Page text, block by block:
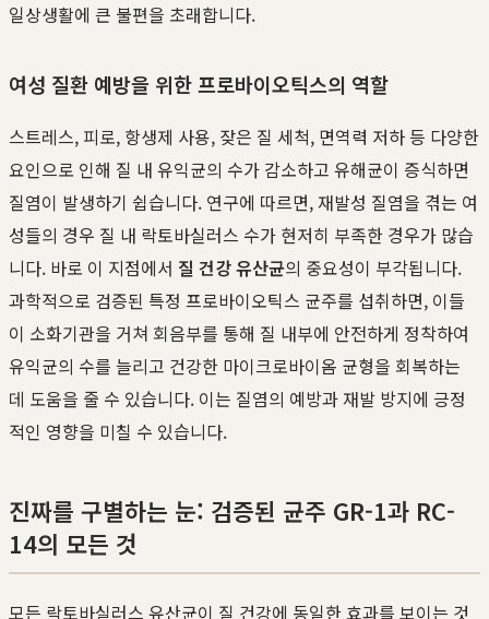
일상생활에 큰 불편을 초래합니다.
여성 질환 예방을 위한 프로바이오틱스의 역할
스트레스, 피로, 항생제 사용, 잦은 질 세척, 면역력 저하 등 다양한
요인으로 인해 질 내 유익균의 수가 감소하고 유해균이 증식하면
질염이 발생하기 쉽습니다. 연구에 따르면, 재발성 질염을 겪는 여
성들의 경우 질 내 락토바실러스 수가 현저히 부족한 경우가 많습
니다. 바로 이 지점에서 질 건강 유산균의 중요성이 부각됩니다.
과학적으로 검증된 특정 프로바이오틱스 균주를 섭취하면, 이들
이 소화기관을 거쳐 회음부를 통해 질 내부에 안전하게 정착하여
유익균의 수를 늘리고 건강한 마이크로바이옴 균형을 회복하는
데 도움을 줄 수 있습니다. 이는 질염의 예방과 재발 방지에 긍정
적인 영향을 미칠 수 있습니다.
진짜를 구별하는 눈: 검증된 균주 GR-1과 RC-
14의 모든 것
모든 락토바실러스 유산균이 질 건강에 동일한 효과를 보이는 것